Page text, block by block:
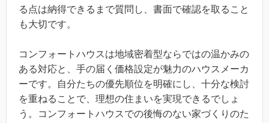
る点は納得できるまで質問し、書面で確認を取ること
も大切です。
コンフォートハウスは地域密着型ならではの温かみの
ある対応と、手の届く価格設定が魅力のハウスメーカ
ーです。自分たちの優先順位を明確にし、十分な検討
を重ねることで、理想の住まいを実現できるでしょ
う。コンフォートハウスでの後悔のない家づくりのた